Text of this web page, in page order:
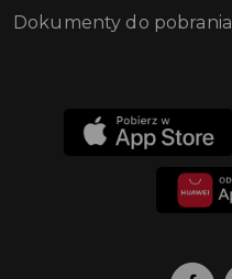
Dokumenty do pobrania